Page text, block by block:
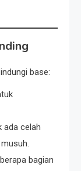
base:
ada celah
bagian